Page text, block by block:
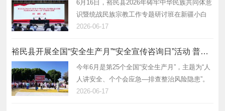
6月16日，裕民县2026年铸牢中华民族共同体意
识暨统战民族宗教工作专题研讨班在新疆小白
杨干部教育培训基地开班。 开班仪式上要求，
主线，提高政治站位，坚决落实各项工作…
2026-06-17
裕民县开展全国“安全生产月”“安全宣传咨询日”活动 普及安全知识 筑牢安全防线
今年6月是第25个全国“安全生产月”，主题为“人
人讲安全、个个会应急—排查整治风险隐患”。
为深入推进安全生产月系列宣传工作，6月16
2026-06-17